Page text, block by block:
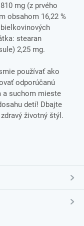
mg (z prvého
obsahom 16,22 %
stearan
2,25 mg.
používať ako
odporúčanú
a suchom mieste
detí! Dbajte
životný štýl.